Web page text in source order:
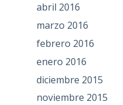
abril 2016
marzo 2016
febrero 2016
enero 2016
diciembre 2015
noviembre 2015